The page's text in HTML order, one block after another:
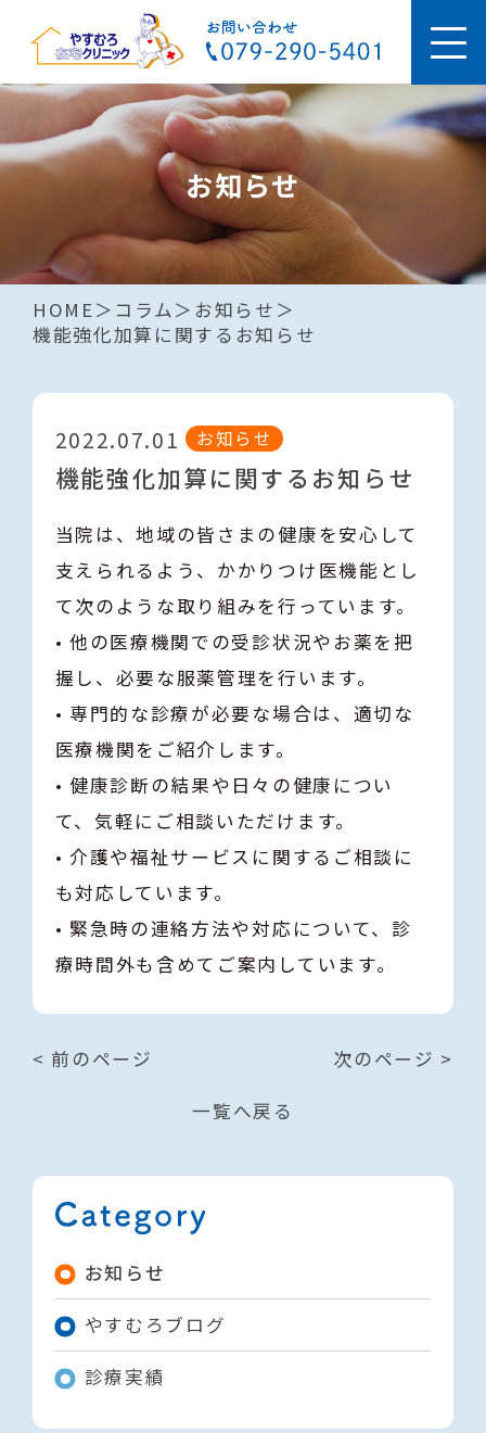
お知らせ
HOME コラム
お知らせ
機能強化加算に関するお知らせ
2022.07.01 お知らせ
機能強化加算に関するお知らせ
当院は、地域の皆さまの健康を安心して
支えられるよう、かかりつけ医機能とし
て次のような取り組みを行っています。
• 他の医療機関での受診状況やお薬を把
握し、必要な服薬管理を行います。
• 専門的な診療が必要な場合は、適切な
医療機関をご紹介します。
• 健康診断の結果や日々の健康につい
て、気軽にご相談いただけます。
• 介護や福祉サービスに関するご相談に
も対応しています。
• 緊急時の連絡方法や対応について、診
療時間外も含めてご案内しています。
< 前のページ
一覧へ戻る
次のページ >
お知らせ
やすむろブログ
診療実績